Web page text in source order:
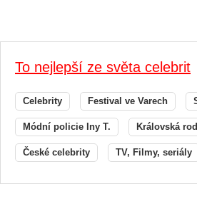
To nejlepší ze světa celebrit
Celebrity Festival ve Varech
Módní policie Iny T. Královská
České celebrity TV, Filmy, seriály